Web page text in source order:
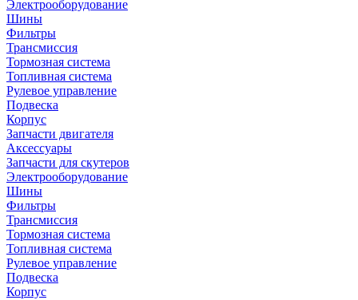
Электрооборудование
Шины
Фильтры
Трансмиссия
Тормозная система
Топливная система
Рулевое управление
Подвеска
Корпус
Запчасти двигателя
Аксессуары
Запчасти для скутеров
Электрооборудование
Шины
Фильтры
Трансмиссия
Тормозная система
Топливная система
Рулевое управление
Подвеска
Корпус